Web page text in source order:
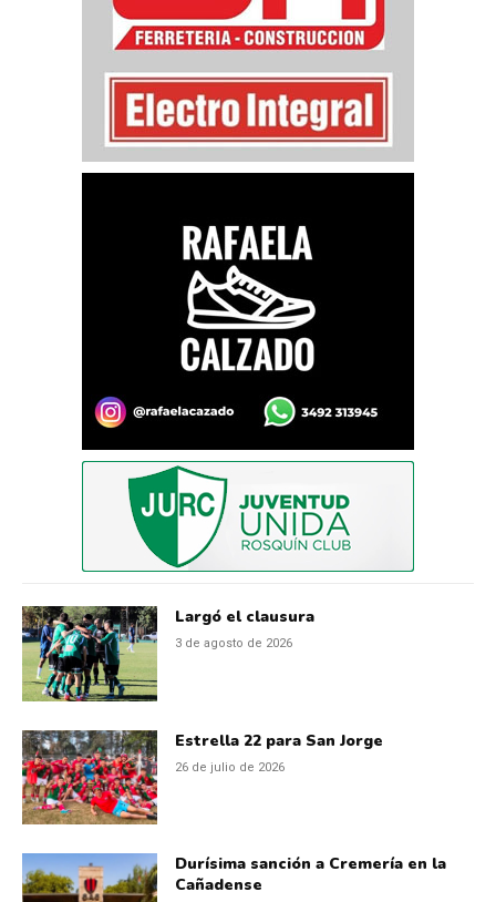
Largó el clausura
3 de agosto de 2026
Estrella 22 para San Jorge
26 de julio de 2026
Durísima sanción a Cremería en la
Cañadense